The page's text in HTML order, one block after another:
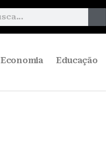
Economia
Educação